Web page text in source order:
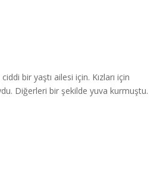
bir yaştı ailesi için. Kızları için
Diğerleri bir şekilde yuva kurmuştu.